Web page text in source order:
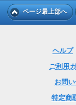
ページ最上部へ
ヘルプ
ご利用
お問
特定商